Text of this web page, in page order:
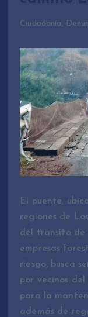
Ciudadanía ,
El puente,
regiones de
del transito de
empresas
riesgo, busca
por vecinos
para la
además de